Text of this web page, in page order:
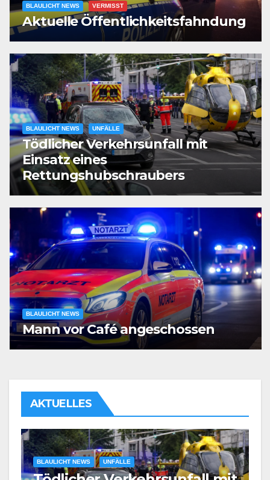
BLAULICHT NEWS VERMISST
Aktuelle Öffentlichkeitsfahndung
BLAULICHT NEWS UNFÄLLE
Tödlicher Verkehrsunfall mit
Einsatz eines
Rettungshubschraubers
BLAULICHT NEWS
Mann vor Café angeschossen
AKTUELLES